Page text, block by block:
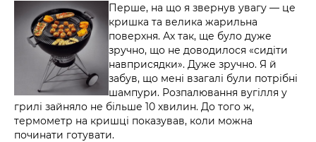
Перше, на що я звернув увагу — це
кришка та велика жарильна
поверхня. Ах так, ще було дуже
зручно, що не доводилося «сидіти
навприсядки». Дуже зручно. Я й
забув, що мені взагалі були потрібні
шампури. Розпалювання вугілля у
грилі зайняло не більше 10 хвилин. До того ж,
термометр на кришці показував, коли можна
починати готувати.